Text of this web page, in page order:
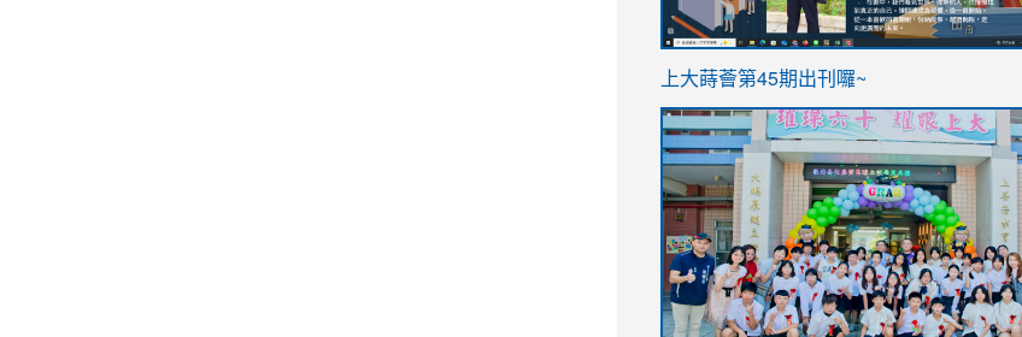
ink
https://sites.google.com/stes.tyc.edu.tw/
link
https://sites.google.com/stes.tyc.edu.tw/
上大蒔薈第45期出刊囉~